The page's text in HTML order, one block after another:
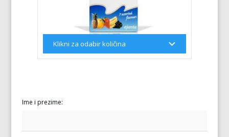
Ime i prezime: